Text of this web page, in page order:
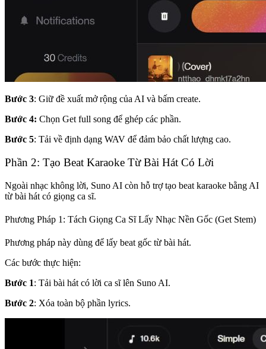
Bước 3: Giữ đề xuất mở rộng của AI và bấm create.
Bước 4: Chọn Get full song để ghép các phần.
Bước 5: Tải về định dạng WAV để đảm bảo chất lượng cao.
Phần 2: Tạo Beat Karaoke Từ Bài Hát Có Lời
Ngoài nhạc không lời, Suno AI còn hỗ trợ tạo beat karaoke bằng AI
từ bài hát có giọng ca sĩ.
Phương Pháp 1: Tách Giọng Ca Sĩ Lấy Nhạc Nền Gốc (Get Stem)
Phương pháp này dùng để lấy beat gốc từ bài hát.
Các bước thực hiện:
Bước 1: Tải bài hát có lời ca sĩ lên Suno AI.
Bước 2: Xóa toàn bộ phần lyrics.